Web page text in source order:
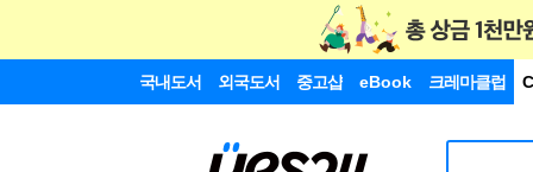
국내도서 외국도서 중고샵 eBook 크레마클럽